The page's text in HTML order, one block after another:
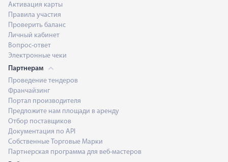
Активация карты
Правила участия
Проверить баланс
Личный кабинет
Вопрос-ответ
Электронные чеки
Партнерам
Проведение тендеров
Франчайзинг
Портал производителя
Предложите нам площади в аренду
Отбор поставщиков
Документация по API
Собственные Торговые Марки
Партнерская программа для веб-мастеров